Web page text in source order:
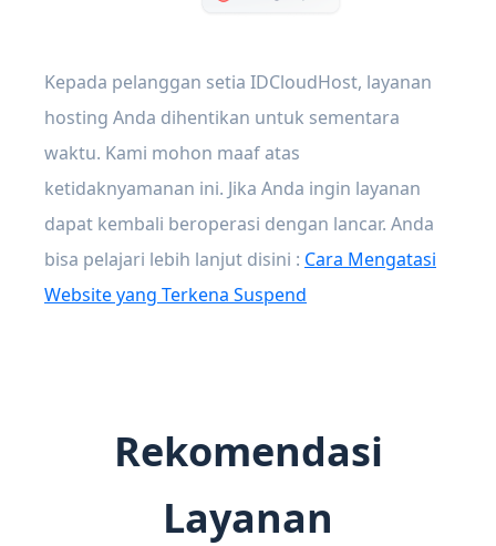
Kepada pelanggan setia IDCloudHost, layanan
hosting Anda dihentikan untuk sementara
waktu. Kami mohon maaf atas
ketidaknyamanan ini. Jika Anda ingin layanan
dapat kembali beroperasi dengan lancar. Anda
bisa pelajari lebih lanjut disini : Cara Mengatasi
Website yang Terkena Suspend
Rekomendasi
Layanan